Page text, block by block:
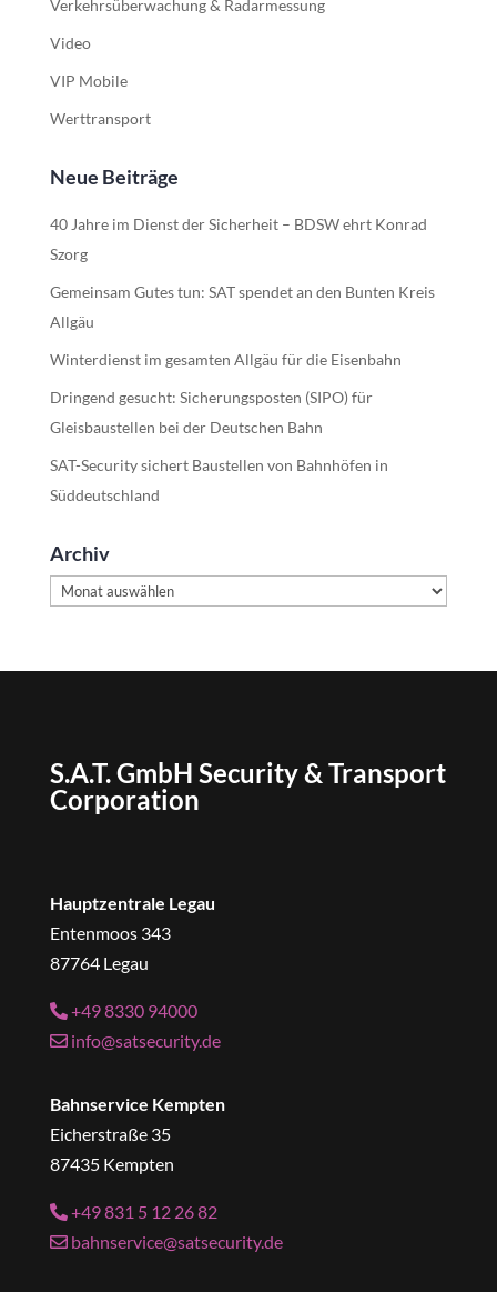
Verkehrsüberwachung & Radarmessung
Video
VIP Mobile
Werttransport
Neue Beiträge
40 Jahre im Dienst der Sicherheit – BDSW ehrt Konrad
Szorg
Gemeinsam Gutes tun: SAT spendet an den Bunten Kreis
Allgäu
Winterdienst im gesamten Allgäu für die Eisenbahn
Dringend gesucht: Sicherungsposten (SIPO) für
Gleisbaustellen bei der Deutschen Bahn
SAT-Security sichert Baustellen von Bahnhöfen in
Süddeutschland
Archiv
Archiv
S.A.T. GmbH Security & Transport
Corporation
Hauptzentrale Legau
Entenmoos 343
87764 Legau
+49 8330 94000
info@satsecurity.de
Bahnservice Kempten
Eicherstraße 35
87435 Kempten
+49 831 5 12 26 82
bahnservice@satsecurity.de